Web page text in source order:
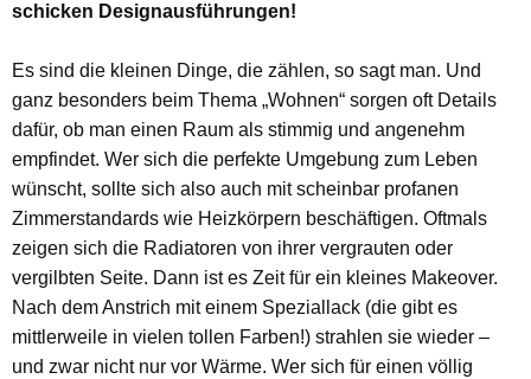
schicken Designausführungen!
Es sind die kleinen Dinge, die zählen, so sagt man. Und
ganz besonders beim Thema „Wohnen“ sorgen oft Details
dafür, ob man einen Raum als stimmig und angenehm
empfindet. Wer sich die perfekte Umgebung zum Leben
wünscht, sollte sich also auch mit scheinbar profanen
Zimmerstandards wie Heizkörpern beschäftigen. Oftmals
zeigen sich die Radiatoren von ihrer vergrauten oder
vergilbten Seite. Dann ist es Zeit für ein kleines Makeover.
Nach dem Anstrich mit einem Speziallack (die gibt es
mittlerweile in vielen tollen Farben!) strahlen sie wieder –
und zwar nicht nur vor Wärme. Wer sich für einen völlig